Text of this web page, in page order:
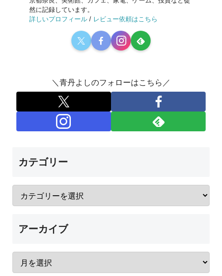
然に記録しています。
詳しいプロフィール / レビュー依頼はこちら
＼青丹よしのフォローはこちら／
カテゴリー
アーカイブ